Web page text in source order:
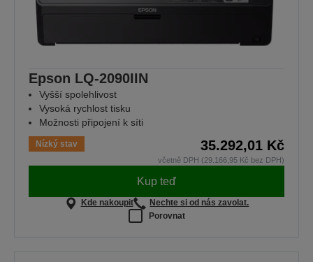
Epson LQ-2090IIN
Vyšší spolehlivost
Vysoká rychlost tisku
Možnosti připojení k síti
Nízký stav 35.292,01 Kč
včetně DPH (29.166,95 Kč bez DPH)
Kup teď
Kde nakoupit
Nechte si od nás zavolat.
Porovnat